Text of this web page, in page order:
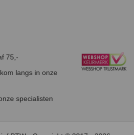
75,-
kom langs in onze
specialisten